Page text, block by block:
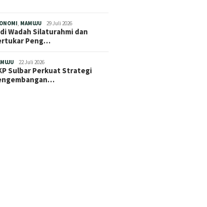
MAMUJU 29 Juli 2026
Wadah Silaturahmi dan
Peng…
22 Juli 2026
Sulbar Perkuat Strategi